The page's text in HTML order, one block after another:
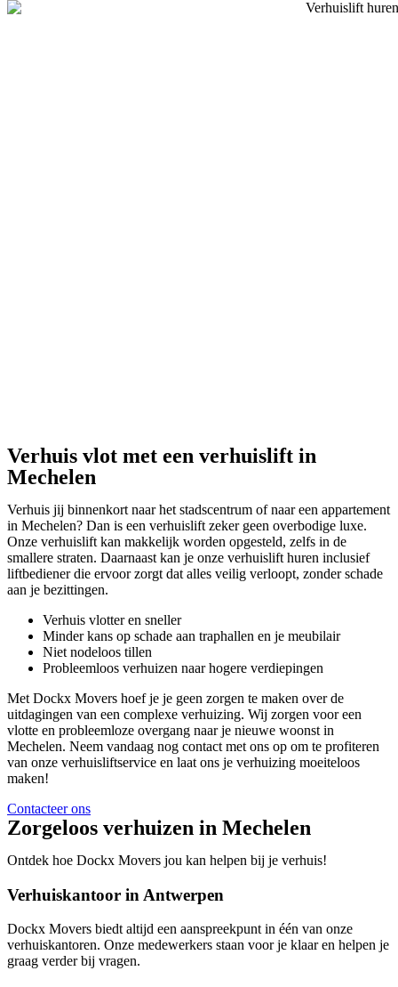
Verhuis vlot met een verhuislift in
Mechelen
Verhuis jij binnenkort naar het stadscentrum of naar een appartement
in Mechelen? Dan is een verhuislift zeker geen overbodige luxe.
Onze verhuislift kan makkelijk worden opgesteld, zelfs in de
smallere straten. Daarnaast kan je onze verhuislift huren inclusief
liftbediener die ervoor zorgt dat alles veilig verloopt, zonder schade
aan je bezittingen.
Verhuis vlotter en sneller
Minder kans op schade aan traphallen en je meubilair
Niet nodeloos tillen
Probleemloos verhuizen naar hogere verdiepingen
Met Dockx Movers hoef je je geen zorgen te maken over de
uitdagingen van een complexe verhuizing. Wij zorgen voor een
vlotte en probleemloze overgang naar je nieuwe woonst in
Mechelen. Neem vandaag nog contact met ons op om te profiteren
van onze verhuisliftservice en laat ons je verhuizing moeiteloos
maken!
Contacteer ons
Zorgeloos verhuizen in Mechelen
Ontdek hoe Dockx Movers jou kan helpen bij je verhuis!
Verhuiskantoor in Antwerpen
Dockx Movers biedt altijd een aanspreekpunt in één van onze
verhuiskantoren. Onze medewerkers staan voor je klaar en helpen je
graag verder bij vragen.